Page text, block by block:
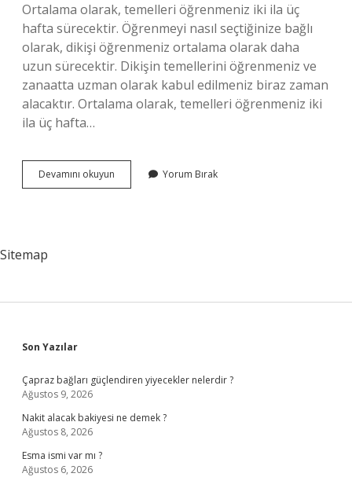
Ortalama olarak, temelleri öğrenmeniz iki ila üç
hafta sürecektir. Öğrenmeyi nasıl seçtiğinize bağlı
olarak, dikişi öğrenmeniz ortalama olarak daha
uzun sürecektir. Dikişin temellerini öğrenmeniz ve
zanaatta uzman olarak kabul edilmeniz biraz zaman
alacaktır. Ortalama olarak, temelleri öğrenmeniz iki
ila üç hafta…
Devamını okuyun
Makinesi
Yorum Bırak
Sitemap
Sidebar
Son Yazılar
Çapraz bağları güçlendiren yiyecekler nelerdir ?
Ağustos 9, 2026
Nakit alacak bakiyesi ne demek ?
Ağustos 8, 2026
Esma ismi var mı ?
Ağustos 6, 2026